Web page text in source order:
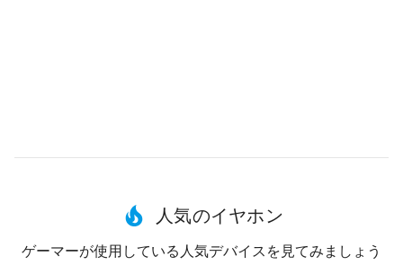
人気のイヤホン
ゲーマーが使用している人気デバイスを見てみましょう